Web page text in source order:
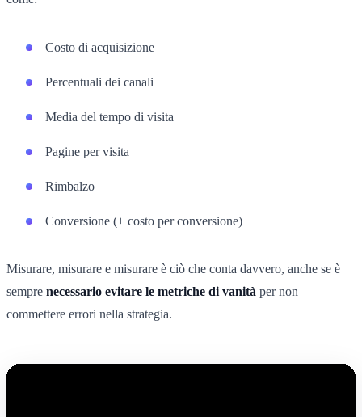
Costo di acquisizione
Percentuali dei canali
Media del tempo di visita
Pagine per visita
Rimbalzo
Conversione (+ costo per conversione)
Misurare, misurare e misurare è ciò che conta davvero, anche se è
sempre necessario evitare le metriche di vanità per non
commettere errori nella strategia.